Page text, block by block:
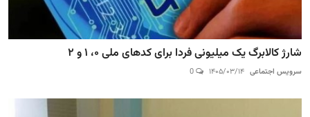
شارژ کالابرگ یک میلیونی فردا برای کدهای ملی ۰، ۱ و ۲
سرویس اجتماعی ۱۴۰۵/۰۳/۱۴